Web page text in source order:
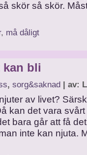
skör så skör.
, må dåligt
kan bli
, sorg&saknad | av:
av livet?
kan det vara
bara går att få
inte kan njuta.